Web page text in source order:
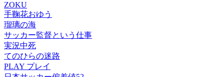
ZOKU
手鞠花おゆう
瑠璃の海
サッカー監督という仕事
実況中死
てのひらの迷路
PLAY プレイ